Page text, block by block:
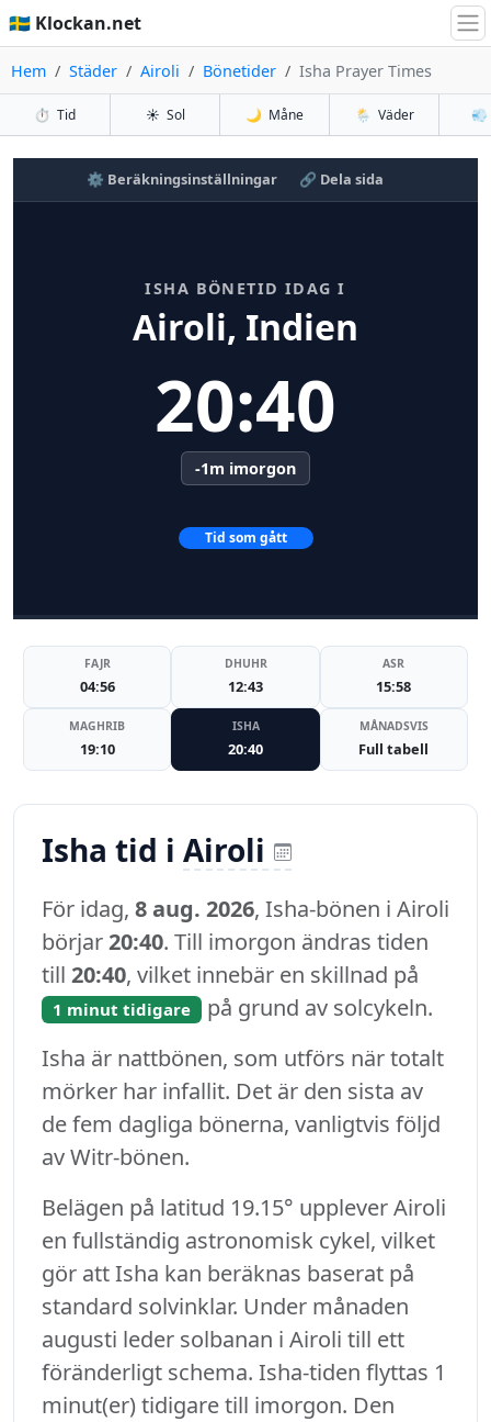
🇸🇪 Klockan.net
Hem Städer Airoli Bönetider Isha Prayer Times
⏱️ Tid ☀️ Sol 🌙 Måne 🌦️ Väder 💨
⚙️ Beräkningsinställningar 🔗 Dela sida
ISHA BÖNETID IDAG I
Airoli, Indien
20:40
-1m imorgon
Tid som gått
FAJR
04:56
DHUHR
12:43
ASR
15:58
MAGHRIB
19:10
ISHA
20:40
MÅNADSVIS
Full tabell
Isha tid i Airoli
För idag, 8 aug. 2026, Isha-bönen i Airoli
börjar20:40. Till imorgon ändras tiden
till 20:40, vilket innebär en skillnad på
1 minut tidigare på grund av solcykeln.
Isha är nattbönen, som utförs när totalt
mörker har infallit. Det är den sista av
de fem dagliga bönerna, vanligtvis följd
av Witr-bönen.
Belägen på latitud 19.15° upplever Airoli
en fullständig astronomisk cykel, vilket
gör att Isha kan beräknas baserat på
standard solvinklar. Under månaden
augusti leder solbanan i Airoli till ett
föränderligt schema. Isha-tiden flyttas 1
minut(er) tidigare till imorgon. Den